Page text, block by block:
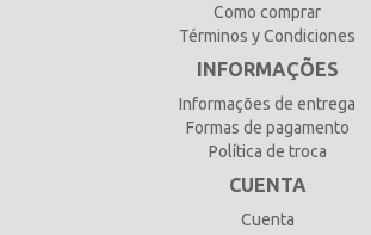
Como comprar
Términos y Condiciones
INFORMAÇÕES
Informações de entrega
Formas de pagamento
Política de troca
CUENTA
Cuenta